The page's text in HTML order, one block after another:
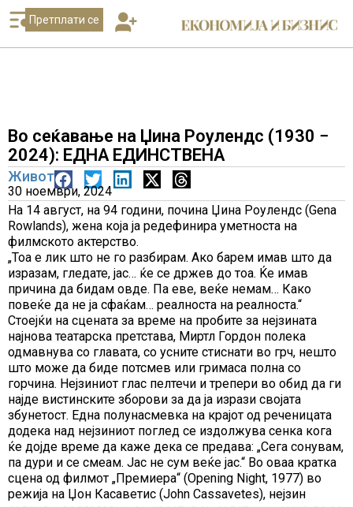
Претплати се
Во сеќавање на Џина Роулендс (1930 −
2024): ЕДНА ЕДИНСТВЕНА
Живот
30 ноември, 2024
На 14 август, на 94 години, почина Џина Роулендс (Gena
Rowlands), жена која ја редефинира уметноста на
филмското актерство.
„Тоa е лик што не го разбирам. Ако барем имав што да
изразам, гледате, јас… ќе се држев до тоа. Ќе имав
причина да бидам овде. Па еве, веќе немам… Како
повеќе да не ја сфаќам… реалноста на реалноста.“
Стоејќи на сцената за време на пробите за нејзината
најнова театарска претстава, Миртл Гордон полека
одмавнува со главата, со усните стиснати во грч, нешто
што може да биде потсмев или гримаса полна со
горчина. Нејзиниот глас пелтечи и трепери во обид да ги
најде вистинските зборови за да ја изрази својата
збунетост. Една полунасмевка на крајот од реченицата
додека над нејзиниот поглед се издолжува сенка кога
ќе дојде време да каже дека се предава: „Сега сонувам,
па дури и се смеам. Јас не сум веќе јас.“ Во оваа кратка
сцена од филмот „Премиера“ (Opening Night, 1977) во
режија на Џон Касаветис (John Cassavetes), нејзин